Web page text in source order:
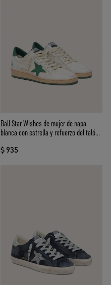
Ball Star Wishes de mujer de napa
blanca con estrella y refuerzo del talón
$ 935